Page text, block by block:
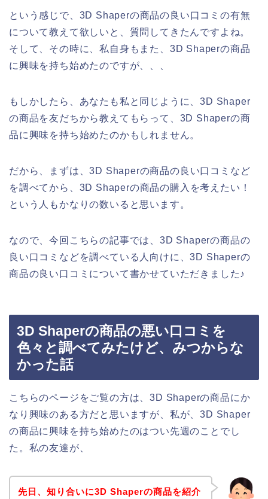
という感じで、3D Shaperの商品の良い口コミの有無
について教えて欲しいと、質問してきたんですよね。
そして、その時に、私自身もまた、3D Shaperの商品
に興味を持ち始めたのですが、、、
もしかしたら、あなたも私と同じように、3D Shaper
の商品を友だちから教えてもらって、3D Shaperの商
品に興味を持ち始めたのかもしれません。
だから、まずは、3D Shaperの商品の良い口コミなど
を調べてから、3D Shaperの商品の購入を考えたい！
という人もかなりの数いると思います。
なので、今回こちらの記事では、3D Shaperの商品の
良い口コミなどを調べている人向けに、3D Shaperの
商品の良い口コミについて書かせていただきました♪
3D Shaperの商品の悪い口コミを
色々と調べてみたけど、みつからな
かった話
こちらのページをご覧の方は、3D Shaperの商品にか
なり興味のある方だと思いますが、私が、3D Shaper
の商品に興味を持ち始めたのはつい先週のことでし
た。私の友達が、
先日、知り合いに3D Shaperの商品を紹介